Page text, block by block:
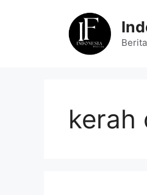
kerah